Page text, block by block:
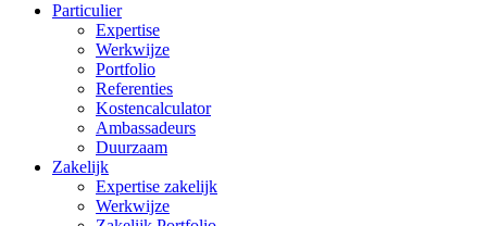
Particulier
Expertise
Werkwijze
Portfolio
Referenties
Kostencalculator
Ambassadeurs
Duurzaam
Zakelijk
Expertise zakelijk
Werkwijze